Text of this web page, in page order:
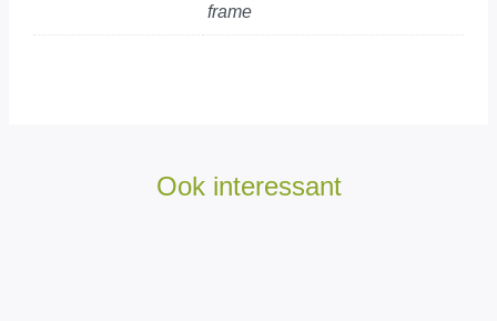
frame
Ook interessant